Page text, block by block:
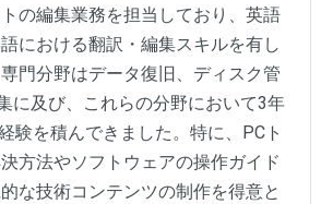
の編集業務を担当しており、英語
における翻訳・編集スキルを有し
門分野はデータ復旧、ディスク管
に及び、これらの分野において3年
験を積んできました。特に、PCト
方法やソフトウェアの操作ガイド
な技術コンテンツの制作を得意と